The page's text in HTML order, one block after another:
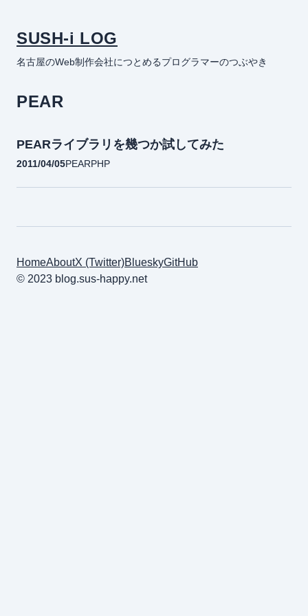
SUSH-i LOG
名古屋のWeb制作会社につとめるプログラマーのつぶやき
PEAR
PEARライブラリを幾つか試してみた
2011/04/05PEARPHP
HomeAboutX (Twitter)BlueskyGitHub
© 2023 blog.sus-happy.net